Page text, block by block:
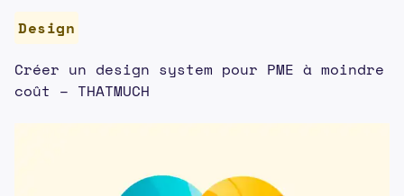
Design
Créer un design system pour PME à moindre
coût – THATMUCH